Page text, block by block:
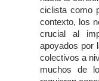
ciclista como
contexto, los
crucial al
apoyados por
colectivos a
muchos de